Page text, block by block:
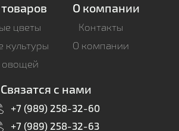
цветы
культуры
овощей
О компании
Контакты
О компании
Связатся с нами
+7 (989) 258-32-60
+7 (989) 258-32-63